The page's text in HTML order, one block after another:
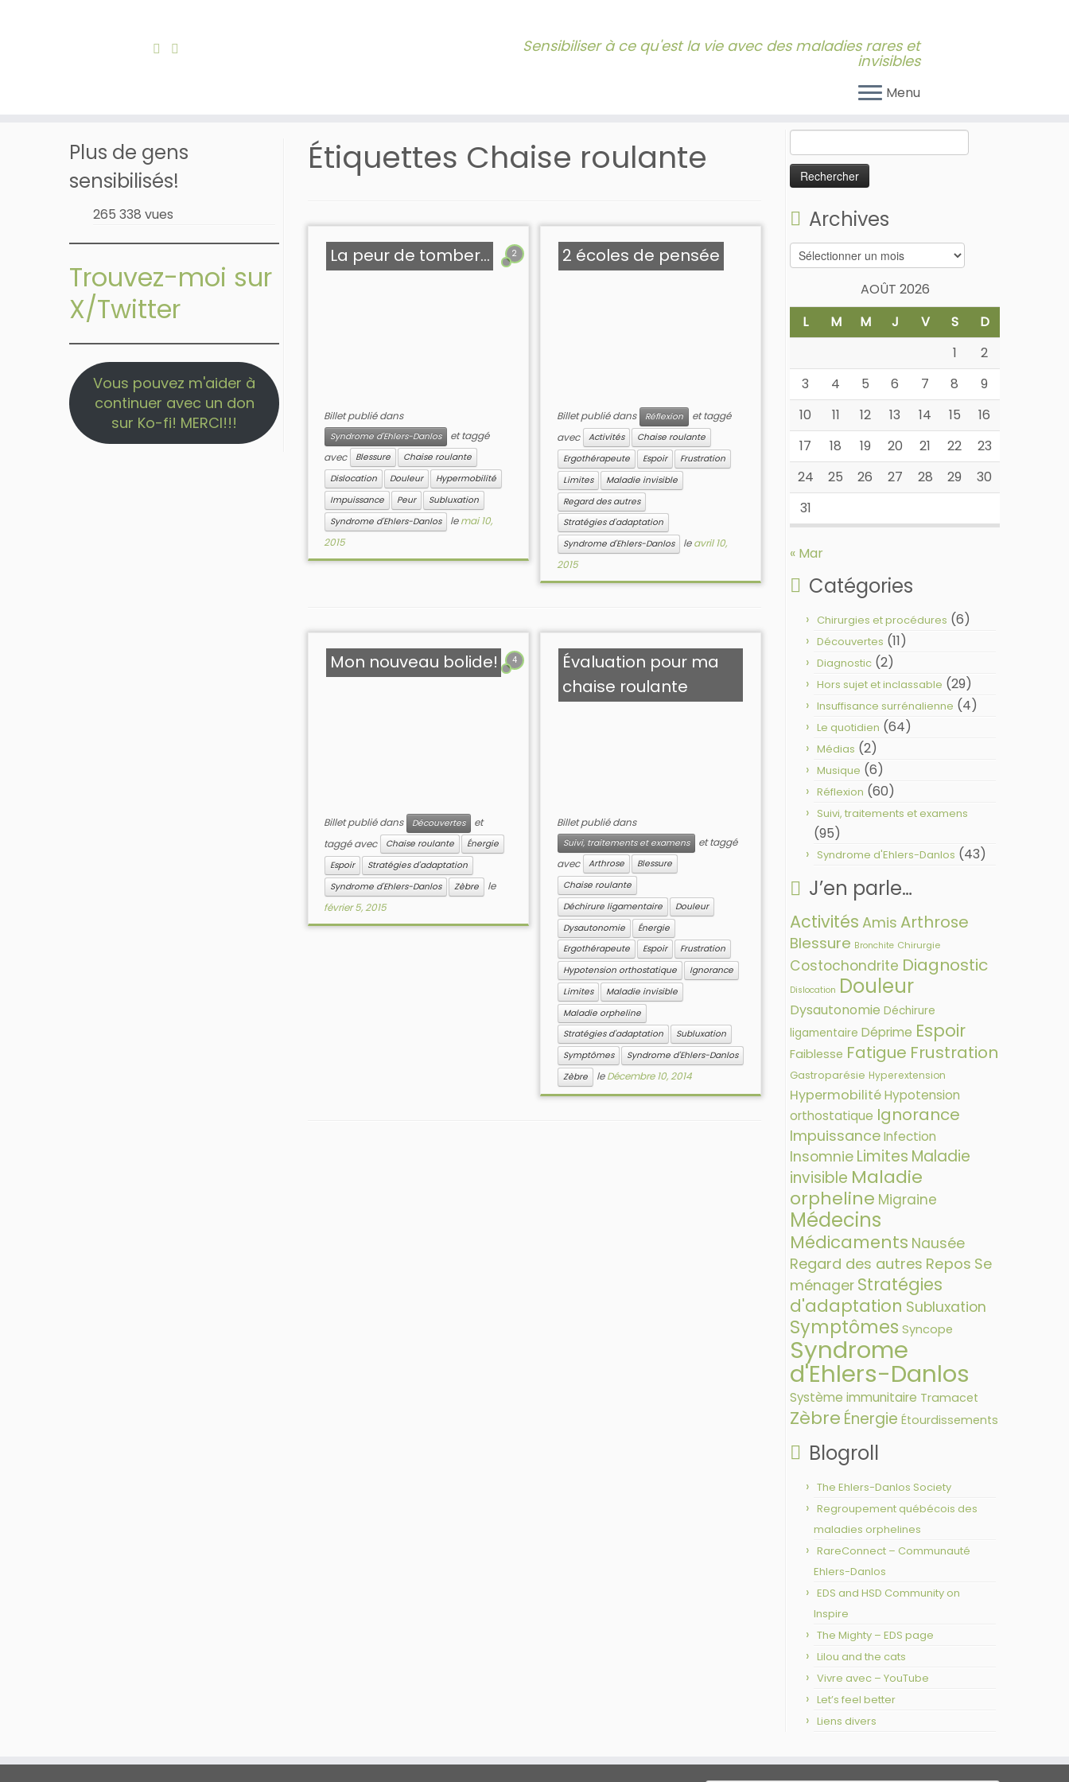
Sensibiliser à ce qu'est la vie avec des maladies rares et
invisibles
Menu
Plus de gens
sensibilisés!
265 338 vues
Trouvez-moi sur
X/Twitter
Vous pouvez m'aider à
continuer avec un don
sur Ko-fi! MERCI!!!
Étiquettes Chaise roulante
2
La peur de tomber…
Billet publié dans
Syndrome d'Ehlers-Danlos
et taggé
avec
Blessure
Chaise roulante
Dislocation
Douleur
Hypermobilité
Impuissance
Peur
Subluxation
Syndrome d'Ehlers-Danlos
lemai 10,
2015
2 écoles de pensée
Billet publié dans Réflexion
et taggé
avec
Activités
Chaise roulante
Ergothérapeute
Espoir
Frustration
Limites
Maladie invisible
Regard des autres
Stratégies d'adaptation
Syndrome d'Ehlers-Danlos
leavril 10,
2015
4
Mon nouveau bolide!
Billet publié dans Découvertes
et
taggé avec
Chaise roulante
Énergie
Espoir
Stratégies d'adaptation
Syndrome d'Ehlers-Danlos
Zèbre
le
février 5, 2015
Évaluation pour ma
chaise roulante
Billet publié dans
Suivi, traitements et examens
et taggé
avec
Arthrose
Blessure
Chaise roulante
Déchirure ligamentaire
Douleur
Dysautonomie
Énergie
Ergothérapeute
Espoir
Frustration
Hypotension orthostatique
Ignorance
Limites
Maladie invisible
Maladie orpheline
Stratégies d'adaptation
Subluxation
Symptômes
Syndrome d'Ehlers-Danlos
Zèbre
leDécembre 10, 2014
Archives
Archives
AOÛT 2026
L
M M J V S
D
1
2
3
4 5 6 7 8
9
10
11 12 13 14 15
16
17
18 19 20 21 22
23
24
25 26 27 28 29
30
31
« Mar
Catégories
Chirurgies et procédures (6)
Découvertes (11)
Diagnostic (2)
Hors sujet et inclassable (29)
Insuffisance surrénalienne (4)
Le quotidien (64)
Médias (2)
Musique (6)
Réflexion (60)
Suivi, traitements et examens
(95)
Syndrome d'Ehlers-Danlos (43)
J’en parle…
Activités Amis Arthrose
Blessure Bronchite Chirurgie
Costochondrite Diagnostic
Dislocation Douleur
Dysautonomie Déchirure
ligamentaire Déprime Espoir
Faiblesse Fatigue Frustration
Gastroparésie Hyperextension
HypermobilitéHypotension
orthostatique Ignorance
ImpuissanceInfection
Insomnie Limites Maladie
invisible Maladie
orpheline Migraine
Médecins
Médicaments Nausée
Regard des autres Repos Se
ménager Stratégies
d'adaptation Subluxation
Symptômes Syncope
Syndrome
d'Ehlers-Danlos
Système immunitaire Tramacet
Zèbre Énergie Étourdissements
Blogroll
The Ehlers-Danlos Society
Regroupement québécois des
maladies orphelines
RareConnect – Communauté
Ehlers-Danlos
EDS and HSD Community on
Inspire
The Mighty – EDS page
Lilou and the cats
Vivre avec – YouTube
Let’s feel better
Liens divers